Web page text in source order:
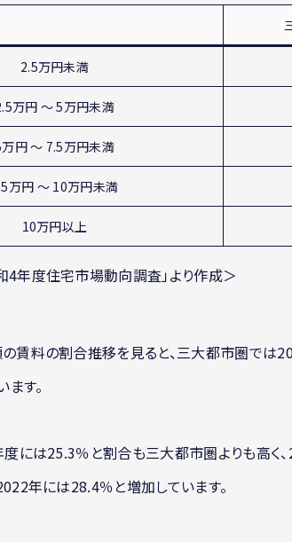
2.5万円未満
万円 ～ 5万円未満
円 ～ 7.5万円未満
万円 ～ 10万円未満
10万円以上
4年度住宅市場動向調査」より作成＞
賃料の割合推移を見ると、三大都市圏では
す。
には25.3％と割合も三大都市圏よりも高く
年には28.4％と増加しています。